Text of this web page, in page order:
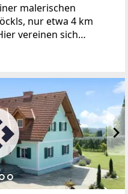
malerischen
nur etwa 4 km
vereinen sich
einer harmonischen
zum idyllischen